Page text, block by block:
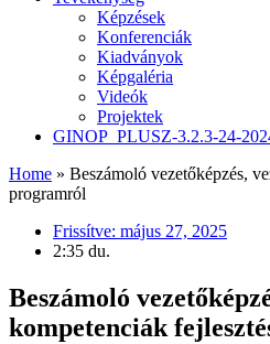
Képzések
Konferenciák
Kiadványok
Képgaléria
Videók
Projektek
GINOP_PLUSZ-3.2.3-24-
Home » Beszámoló vezetőképzés,
programról
Frissítve: május 27, 2025
2:35 du.
Beszámoló
kompetenciák